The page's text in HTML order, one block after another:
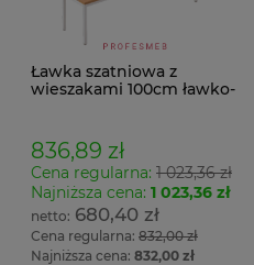
Ławka szatniowa z
wieszakami 100cm ławko-
836,89 zł
Cena regularna: 1 023,36 zł
Najniższa cena: 1 023,36 zł
680,40 zł
Cena regularna: 832,00 zł
Najniższa cena: 832,00 zł